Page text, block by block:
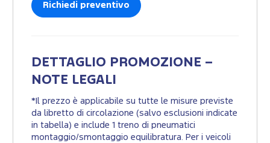
Richiedi preventivo
DETTAGLIO PROMOZIONE –
NOTE LEGALI
*Il prezzo è applicabile su tutte le misure previste
da libretto di circolazione (salvo esclusioni indicate
in tabella) e include 1 treno di pneumatici
montaggio/smontaggio equilibratura. Per i veicoli